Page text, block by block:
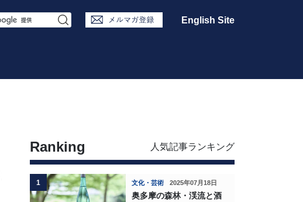
English Site
Ranking 人気記事ランキング
1 文化・芸術 2025年07月18日
奥多摩の森林・渓流と酒